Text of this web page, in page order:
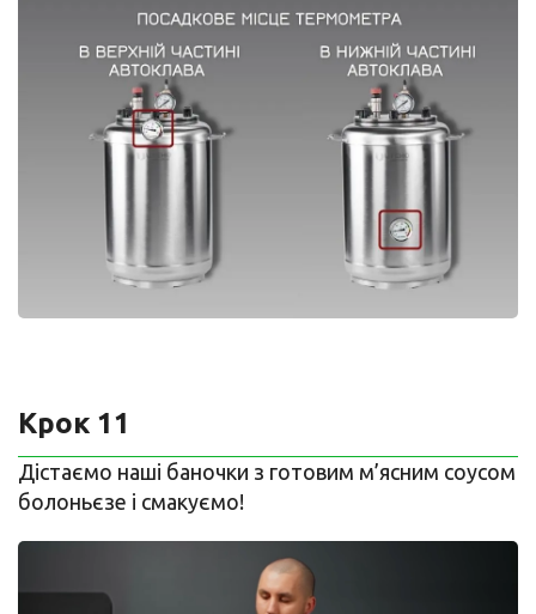
Крок 11
Дістаємо наші баночки з готовим м’ясним соусом
болоньєзе і смакуємо!